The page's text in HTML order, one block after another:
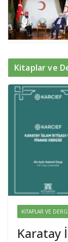
Kitaplar ve
KITAPLAR VE
Karatay